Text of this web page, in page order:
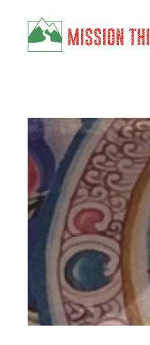
Skip to main content